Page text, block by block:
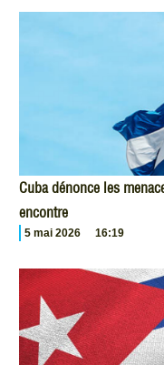
Cuba dénonce les
encontre
5 mai 2026 16:19